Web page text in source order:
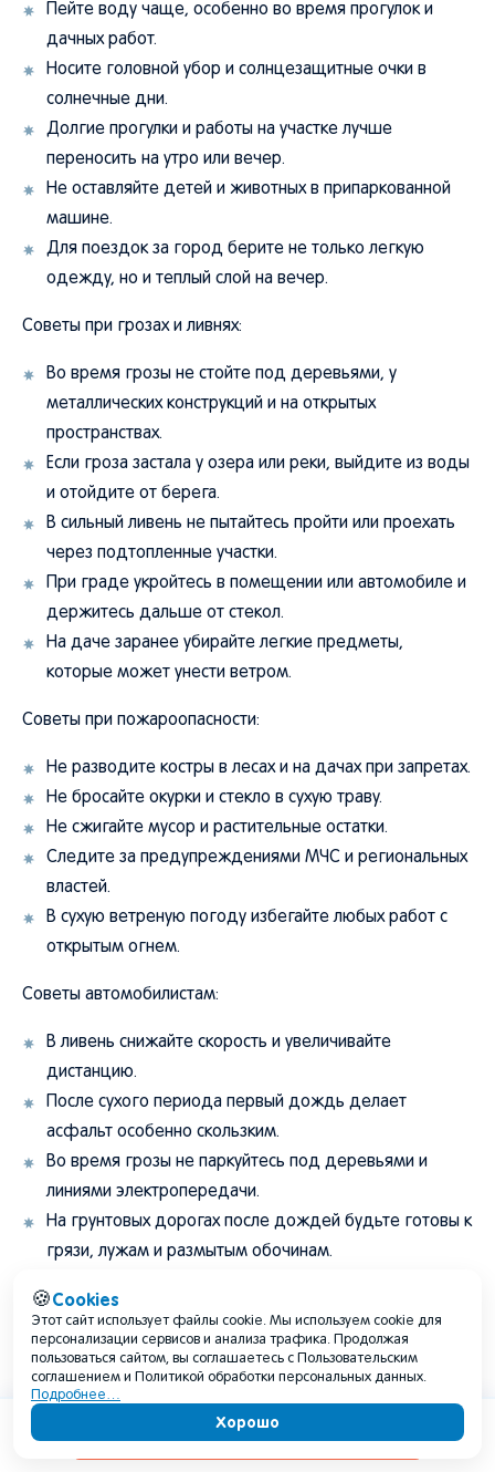
Пейте воду чаще, особенно во время прогулок и
дачных работ.
Носите головной убор и солнцезащитные очки в
солнечные дни.
Долгие прогулки и работы на участке лучше
переносить на утро или вечер.
Не оставляйте детей и животных в припаркованной
машине.
Для поездок за город берите не только легкую
одежду, но и теплый слой на вечер.
Советы при грозах и ливнях:
Во время грозы не стойте под деревьями, у
металлических конструкций и на открытых
пространствах.
Если гроза застала у озера или реки, выйдите из воды
и отойдите от берега.
В сильный ливень не пытайтесь пройти или проехать
через подтопленные участки.
При граде укройтесь в помещении или автомобиле и
держитесь дальше от стекол.
На даче заранее убирайте легкие предметы,
которые может унести ветром.
Советы при пожароопасности:
Не разводите костры в лесах и на дачах при запретах.
Не бросайте окурки и стекло в сухую траву.
Не сжигайте мусор и растительные остатки.
Следите за предупреждениями МЧС и региональных
властей.
В сухую ветреную погоду избегайте любых работ с
открытым огнем.
Советы автомобилистам:
В ливень снижайте скорость и увеличивайте
дистанцию.
После сухого периода первый дождь делает
асфальт особенно скользким.
Во время грозы не паркуйтесь под деревьями и
линиями электропередачи.
На грунтовых дорогах после дождей будьте готовы к
грязи, лужам и размытым обочинам.
свет.
Советы туристам:
Для поездок в Вологду, Кириллов, Ферапонтово,
Содержание
🍪Cookies
Этот сайт использует файлы cookie. Мы используем cookie для
персонализации сервисов и анализа трафика. Продолжая
пользоваться сайтом, вы соглашаетесь с Пользовательским
соглашением и Политикой обработки персональных данных.
Подробнее…
Хорошо